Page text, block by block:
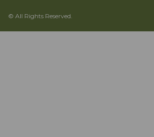
© All Rights Reserved.